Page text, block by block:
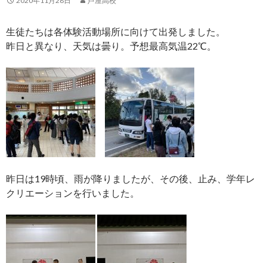
生徒たちは各体験活動場所に向けて出発しました。
昨日と異なり、天気は曇り。予想最高気温22℃。
昨日は19時頃、雨が降りましたが、その後、止み、学年レ
クリエーションを行いました。